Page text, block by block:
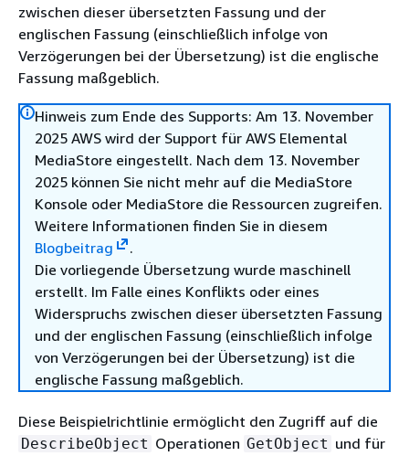
zwischen dieser übersetzten Fassung und der
englischen Fassung (einschließlich infolge von
Verzögerungen bei der Übersetzung) ist die englische
Fassung maßgeblich.
Hinweis zum Ende des Supports: Am 13. November
2025 AWS wird der Support für AWS Elemental
MediaStore eingestellt. Nach dem 13. November
2025 können Sie nicht mehr auf die MediaStore
Konsole oder MediaStore die Ressourcen zugreifen.
Weitere Informationen finden Sie in diesem
Blogbeitrag
.
Die vorliegende Übersetzung wurde maschinell
erstellt. Im Falle eines Konflikts oder eines
Widerspruchs zwischen dieser übersetzten Fassung
und der englischen Fassung (einschließlich infolge
von Verzögerungen bei der Übersetzung) ist die
englische Fassung maßgeblich.
Diese Beispielrichtlinie ermöglicht den Zugriff auf die
DescribeObject Operationen GetObject und für